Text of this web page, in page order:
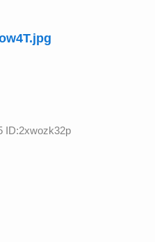
ID:2xwozk32p